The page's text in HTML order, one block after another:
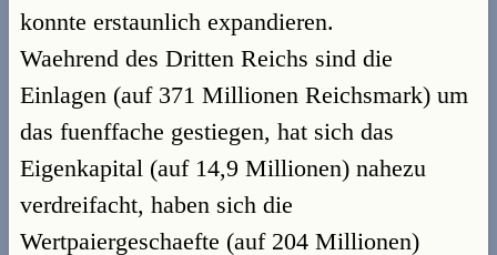
konnte erstaunlich expandieren.
Waehrend des Dritten Reichs sind die
Einlagen (auf 371 Millionen Reichsmark) um
das fuenffache gestiegen, hat sich das
Eigenkapital (auf 14,9 Millionen) nahezu
verdreifacht, haben sich die
Wertpaiergeschaefte (auf 204 Millionen)